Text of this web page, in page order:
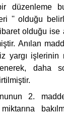
düzenleme
'' olduğu
olduğu ise
Anılan
yargı
daha
2.